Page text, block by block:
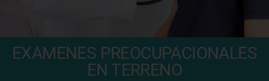
EXAMENES PREOCUPACIONALES
EN TERRENO